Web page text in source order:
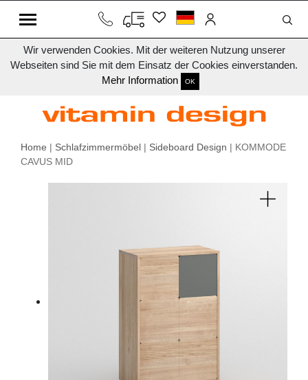
Wir verwenden Cookies. Mit der weiteren Nutzung unserer
Webseiten sind Sie mit dem Einsatz der Cookies einverstanden.
Mehr Information
OK
Home | Schlafzimmermöbel | Sideboard Design | KOMMODE
CAVUS MID